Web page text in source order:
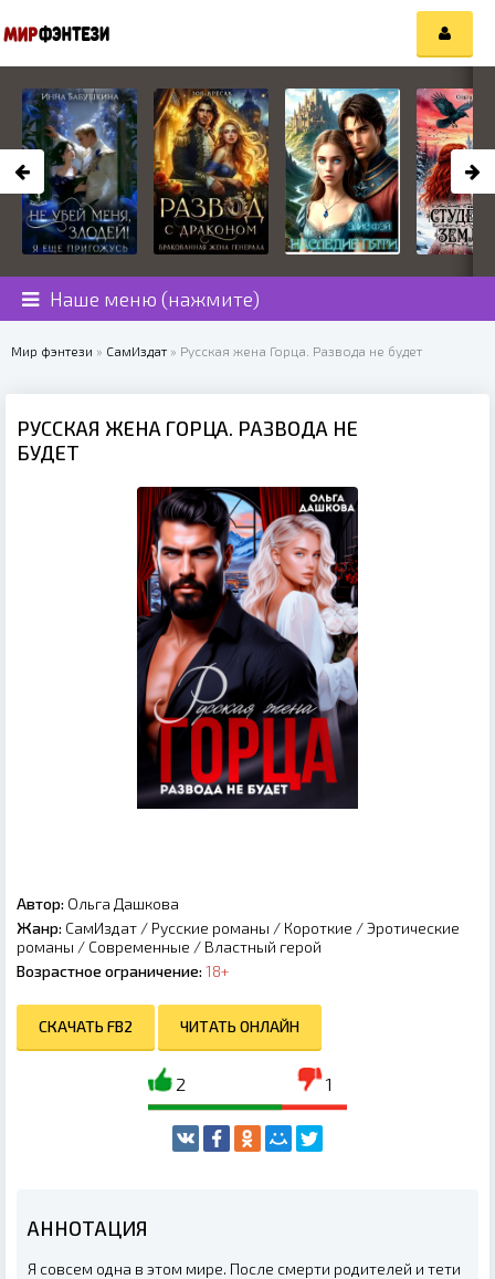
Наше меню (нажмите)
Мир фэнтези » СамИздат » Русская жена Горца. Развода не будет
РУССКАЯ ЖЕНА ГОРЦА. РАЗВОДА НЕ
БУДЕТ
Автор: Ольга Дашкова
Жанр: СамИздат / Русские романы / Короткие /Эротические
романы / Современные / Властный герой
Возрастное ограничение: 18+
СКАЧАТЬ FB2 ЧИТАТЬ ОНЛАЙН
2 1
АННОТАЦИЯ
Я совсем одна в этом мире. После смерти родителей и тети